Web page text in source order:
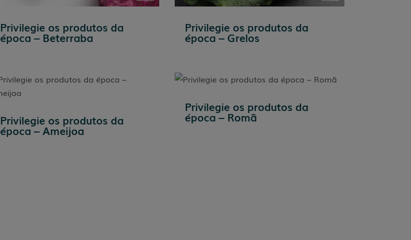
Privilegie os produtos da
época – Beterraba
Privilegie os produtos da
época – Ameijoa
Privilegie os produtos da
época – Grelos
Privilegie os produtos da
época – Romã